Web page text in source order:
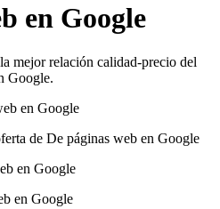
en Google
mejor relación calidad-precio del
Google.
en Google
de De páginas web en Google
en Google
en Google